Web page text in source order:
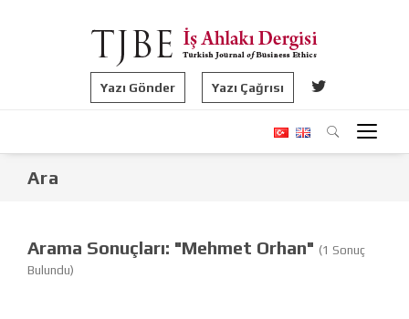
Yazı Gönder Yazı Çağrısı
Ara
Arama Sonuçları: "Mehmet Orhan" (1 Sonuç
Bulundu)